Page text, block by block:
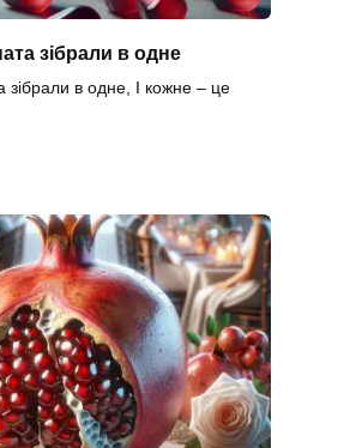
зібрали в одне
зібрали в одне, І кожне – це